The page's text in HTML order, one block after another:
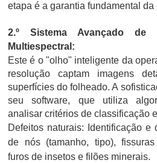
etapa é a garantia fundamental
2.º Sistema Avançado de
Multiespectral:
Este é o "olho" inteligente da
resolução captam imagens
superfícies do folheado. A
seu software, que utiliza
analisar critérios de classificação
Defeitos naturais: Identificação e
de nós (tamanho, tipo), fissuras
furos de insetos e filões minerais.